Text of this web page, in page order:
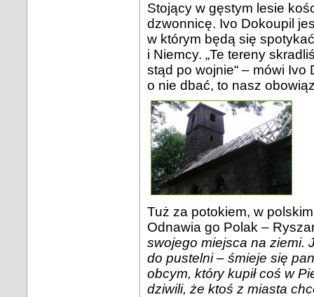
Stojący w gęstym lesie
dzwonnicę. Ivo Dokoupil
w którym będą się
i Niemcy. „Te tereny
stąd po wojnie“ – mówi Ivo
o nie dbać, to nasz
Tuż za potokiem, w
Odnawia go Polak –
swojego miejsca na ziemi.
do pustelni – śmieje się
obcym, który kupił coś w
dziwili, że ktoś z miasta